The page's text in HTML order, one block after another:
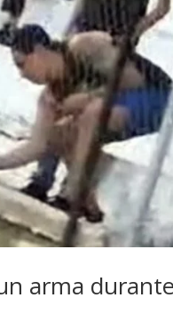
arma